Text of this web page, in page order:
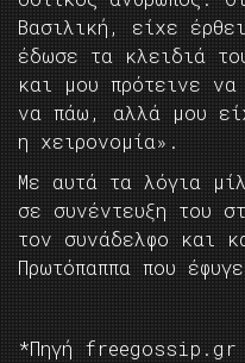
Βασιλική, είχε
έδωσε τα κλειδιά
και μου πρότεινε
να πάω, αλλά μου
η χειρονομία».
Με αυτά τα λόγια
σε συνέντευξη του
τον συνάδελφο και
Πρωτόπαππα που
*Πηγή freegossip.gr